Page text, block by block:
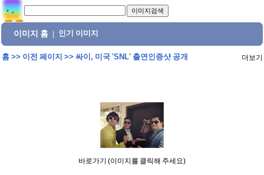
이미지 홈 인기 이미지
홈>> 이전 페이지 >> 싸이, 미국 'SNL' 출연인증샷 공개 더보기
바로가기 (이미지를 클릭해 주세요)